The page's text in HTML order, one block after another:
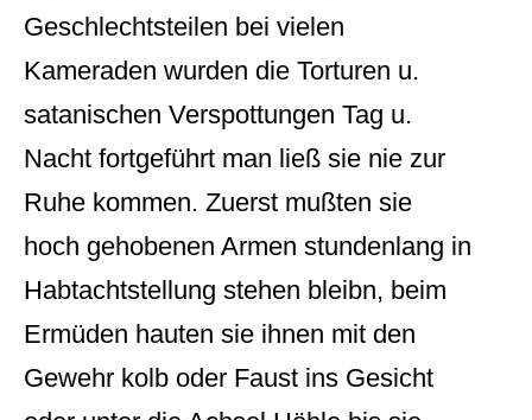
Geschlechtsteilen bei vielen
Kameraden wurden die Torturen u.
satanischen Verspottungen Tag u.
Nacht fortgeführt man ließ sie nie zur
Ruhe kommen. Zuerst mußten sie
hoch gehobenen Armen stundenlang in
Habtachtstellung stehen bleibn, beim
Ermüden hauten sie ihnen mit den
Gewehr kolb oder Faust ins Gesicht